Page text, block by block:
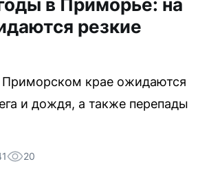
в Приморье: на
резкие
Приморском крае ожидаются
и дождя, а также перепады
20